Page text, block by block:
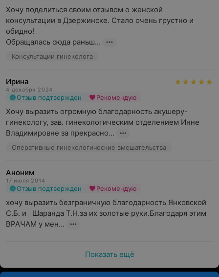
Хочу поделиться своим отзывом о женской
консультации в Дзержинске. Стало очень грустно и
обидно!
Обращалась сюда раньш...
Консультации гинеколога
Ирина
4 декабря 2024
Отзыв подтвержден Рекомендую
Хочу выразить огромную благодарность акушеру-
гинекологу, зав. гинекологическим отделением Инне
Владимировне за прекрасно...
Оперативные гинекологические вмешательства
Аноним
17 июля 2014
Отзыв подтвержден Рекомендую
хочу выразить безграничную благодарность Янковской
С.Б. и   Шаранда Т.Н.за их золотые руки.Благодаря этим
ВРАЧАМ у мен...
Показать ещё